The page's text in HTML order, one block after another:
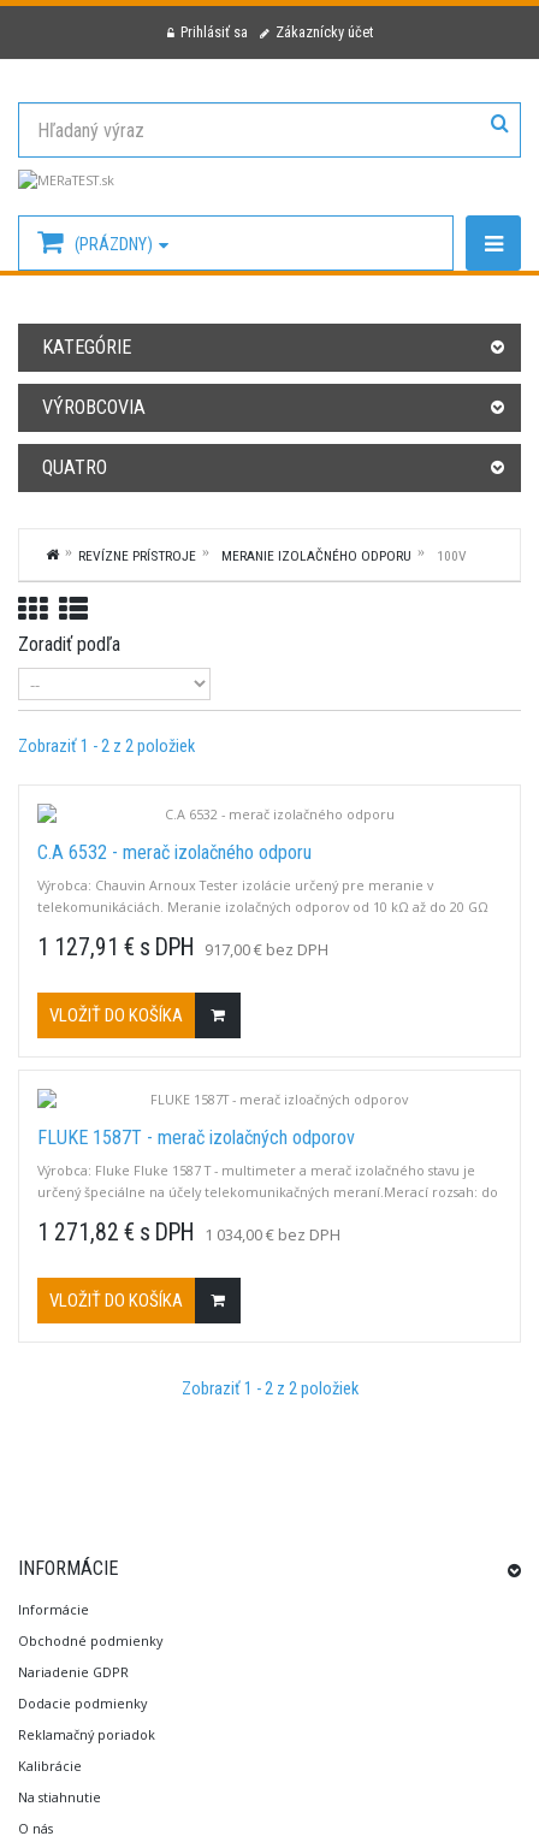
Prihlásiť sa Zákaznícky účet
(PRÁZDNY)
KATEGÓRIE
VÝROBCOVIA
QUATRO
REVÍZNE PRÍSTROJE MERANIE IZOLAČNÉHO ODPORU 100V
Zoradiť podľa
Zobraziť 1 - 2 z 2 položiek
C.A 6532 - merač izolačného odporu
Výrobca: Chauvin Arnoux Tester izolácie určený pre meranie v
telekomunikáciách. Meranie izolačných odporov od 10 kΩ až do 20 GΩ
pamäti a prenos do obslužného SW pomocou Bluetooth
1 127,91 € s DPH 917,00 € bez DPH
VLOŽIŤ DO KOŠÍKA
FLUKE 1587T - merač izolačných odporov
Výrobca: Fluke Fluke 1587 T - multimeter a merač izolačného stavu je
určený špeciálne na účely telekomunikačných meraní.Merací rozsah: do
f, T)
1 271,82 € s DPH 1 034,00 € bez DPH
VLOŽIŤ DO KOŠÍKA
Zobraziť 1 - 2 z 2 položiek
INFORMÁCIE
Informácie
Obchodné podmienky
Nariadenie GDPR
Dodacie podmienky
Reklamačný poriadok
Kalibrácie
Na stiahnutie
O nás